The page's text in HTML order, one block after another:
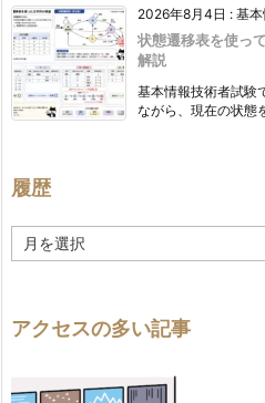
2026年8月4日 : 基
状態遷移表を使っ
解説
基本情報技術者試験
ながら、現在の状態
履歴
歴
アクセスの多い記事